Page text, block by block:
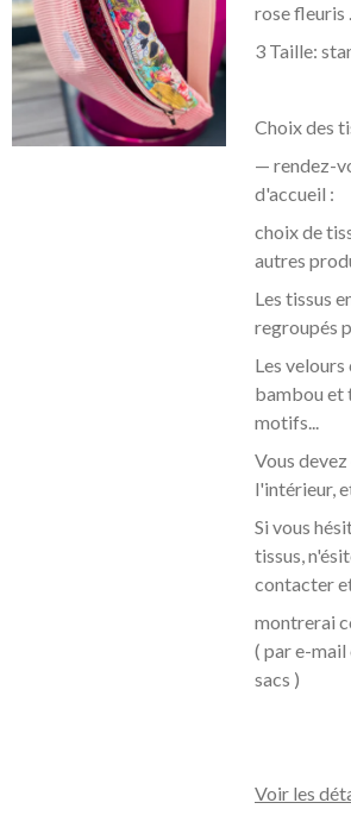
rose fleuris .
3 Taille:
Choix des
— rendez-
d'accueil :
choix de
autres
Les tissus
regroupés
Les velours
bambou et
motifs...
Vous
l'intérieur,
Si vous
tissus,
contacter
montrerai
( par e-mail
sacs )
Voir les